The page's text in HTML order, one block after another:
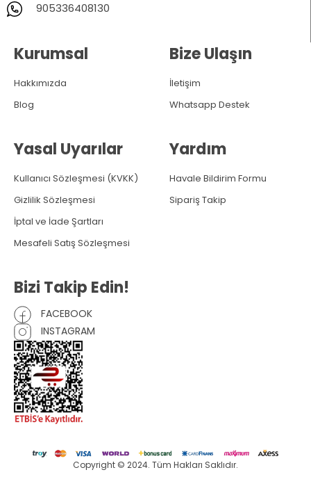
905336408130
Kurumsal
Hakkımızda
Blog
Yasal Uyarılar
Kullanıcı Sözleşmesi (KVKK)
Gizlilik Sözleşmesi
İptal ve İade Şartları
Mesafeli Satış Sözleşmesi
Bize Ulaşın
İletişim
Whatsapp Destek
Yardım
Havale Bildirim Formu
Sipariş Takip
Bizi Takip Edin!
FACEBOOK
INSTAGRAM
Copyright © 2024. Tüm Hakları Saklıdır.